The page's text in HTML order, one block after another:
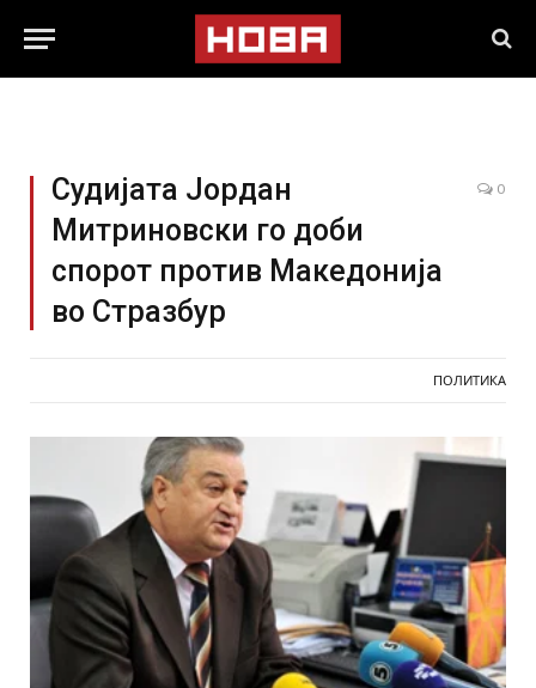
Судијата Јордан
Митриновски го доби
спорот против Македонија
во Стразбур
0
ПОЛИТИКА